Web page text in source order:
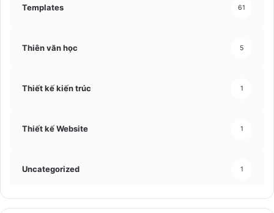
Templates 61
Thiên văn học 5
Thiết kế kiến trúc 1
Thiết kế Website 1
Uncategorized 1